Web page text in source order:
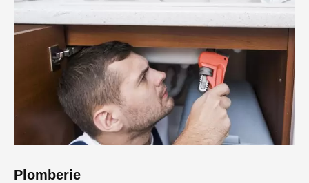
Plomberie